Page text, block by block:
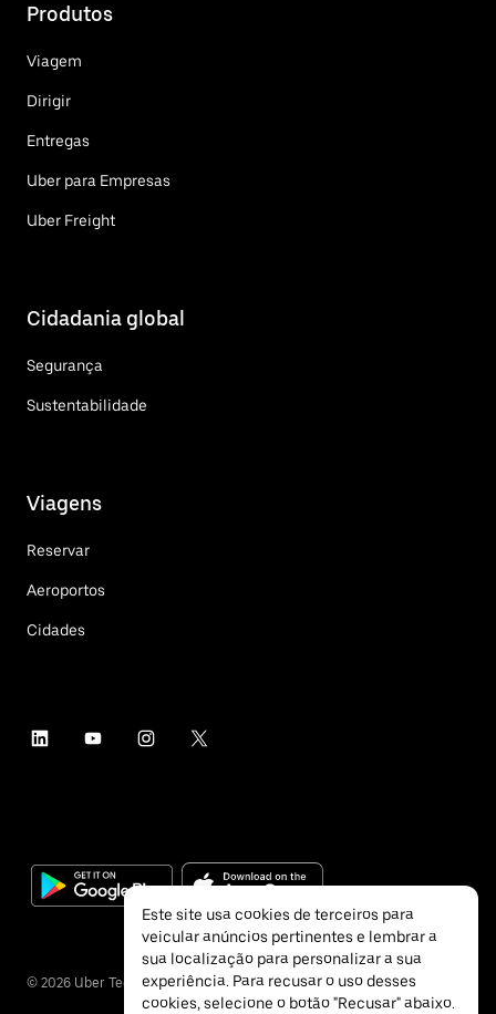
Produtos
Viagem
Dirigir
Entregas
Uber para Empresas
Uber Freight
Cidadania global
Segurança
Sustentabilidade
Viagens
Reservar
Aeroportos
Cidades
© 2026 Uber Technologies Inc.
Este site usa cookies de terceiros para
veicular anúncios pertinentes e lembrar a
sua localização para personalizar a sua
experiência. Para recusar o uso desses
cookies, selecione o botão "Recusar" abaixo.